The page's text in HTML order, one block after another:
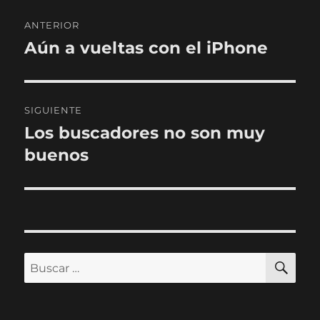
de
ANTERIOR
Entrada
Aún a vueltas con el iPhone
SIGUIENTE
Entrada
siguiente:
Los buscadores no son muy
buenos
Buscar
por: